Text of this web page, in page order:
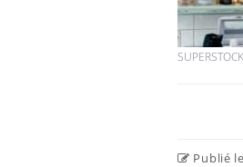
Publié